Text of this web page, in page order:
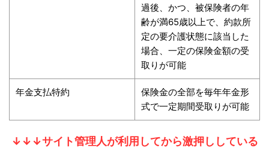
過後、かつ、被保険者の年
齢が満65歳以上で、約款所
定の要介護状態に該当した
場合、一定の保険金額の受
取りが可能
年金支払特約
保険金の全部を毎年年金形
式で一定期間受取りが可能
↓↓↓サイト管理人が利用してから激押ししている